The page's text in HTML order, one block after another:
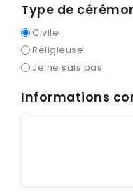
Type de
Civile
Religieuse
Je ne sais pas
Informations